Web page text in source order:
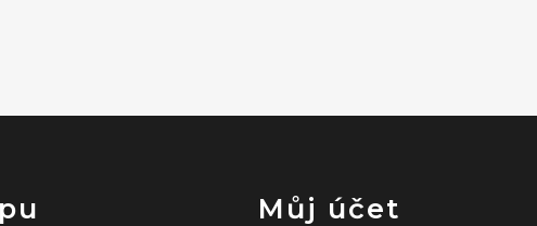
Můj účet